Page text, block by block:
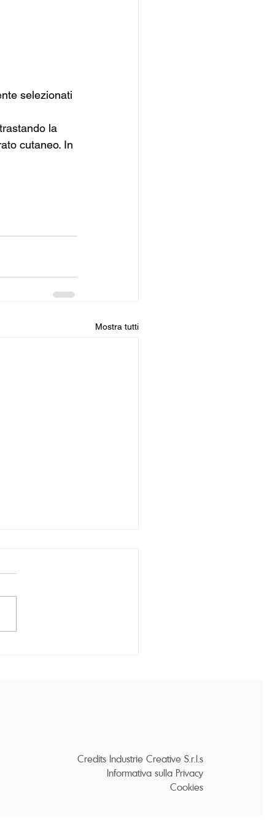
selezionati
la
cutaneo. In
Mostra tutti
Credits Industrie Creative S.r.l.s
Informativa sulla Privacy
Cookies